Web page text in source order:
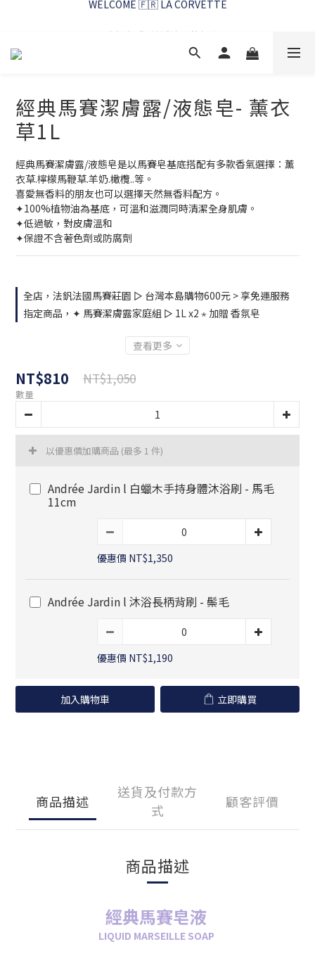
WELCOME 🇫🇷 LA CORVETTE
經典馬賽潔膚露/液態皂- 薰衣
草1L
經典馬賽潔膚露/液態皂是以馬賽皂基底搭配有多款香氣選擇：薰
衣草.檸檬馬鞭草.羊奶.橄欖..等。
喜愛無香料的朋友也可以選擇天然無香料配方。
✦100%植物油為基底，可溫和滋潤同時清潔全身肌膚。
✦低過敏，對皮膚溫和
✦保證不含著色劑或防腐劑
全店，法釩法國馬賽莊園 ▻ 台灣本島購物600元 > 享免運服務
指定商品，✦ 馬賽潔膚露家庭組 ▻ 1L x2 ⋆ 加贈 香氛皂
查看更多
NT$810 NT$1,050
數量
以優惠價加購商品 (最多 1 件)
Andrée Jardin l 白蠟木手持身體沐浴刷 - 馬毛
11cm
優惠價 NT$1,350
Andrée Jardin l 沐浴長柄背刷 - 鬃毛
優惠價 NT$1,190
加入購物車 立即購買
商品描述
送貨及付款方
式
顧客評價
商品描述
經典馬賽皂液
LIQUID MARSEILLE SOAP